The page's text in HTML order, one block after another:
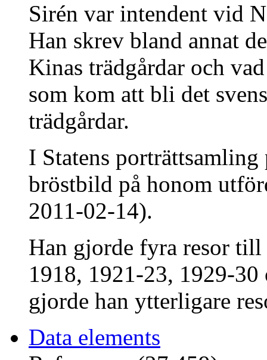
Sirén var intendent vid
Han skrev bland annat
Kinas trädgårdar och
som kom att bli det
trädgårdar.
I Statens
bröstbild på honom
2011-02-14).
Han gjorde fyra resor
1918, 1921-23, 1929-
gjorde han ytterligare
Data elements